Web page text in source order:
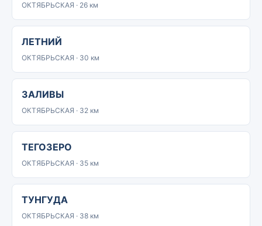
ОКТЯБРЬСКАЯ · 26 км
ЛЕТНИЙ
ОКТЯБРЬСКАЯ · 30 км
ЗАЛИВЫ
ОКТЯБРЬСКАЯ · 32 км
ТЕГОЗЕРО
ОКТЯБРЬСКАЯ · 35 км
ТУНГУДА
ОКТЯБРЬСКАЯ · 38 км